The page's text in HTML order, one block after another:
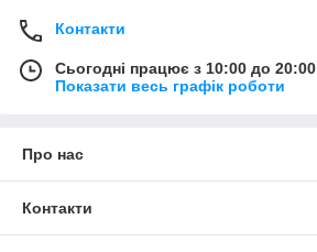
Контакти
Сьогодні працює з 10:00 до 20:00
Показати весь графік роботи
Про нас
Контакти